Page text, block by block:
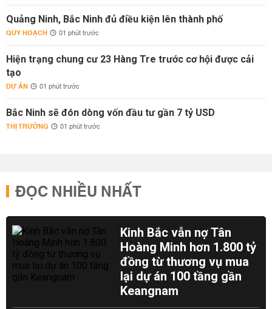
Quảng Ninh, Bắc Ninh đủ điều kiện lên thành phố
QUY HOẠCH 01 phút trước
Hiện trạng chung cư 23 Hàng Tre trước cơ hội được cải
tạo
DỰ ÁN 01 phút trước
Bắc Ninh sẽ đón dòng vốn đầu tư gần 7 tỷ USD
THỊ TRƯỜNG 01 phút trước
ĐỌC NHIỀU NHẤT
Kinh Bắc vẫn nợ Tân
Hoàng Minh hơn 1.800 tỷ
đồng từ thương vụ mua
lại dự án 100 tầng gần
Keangnam